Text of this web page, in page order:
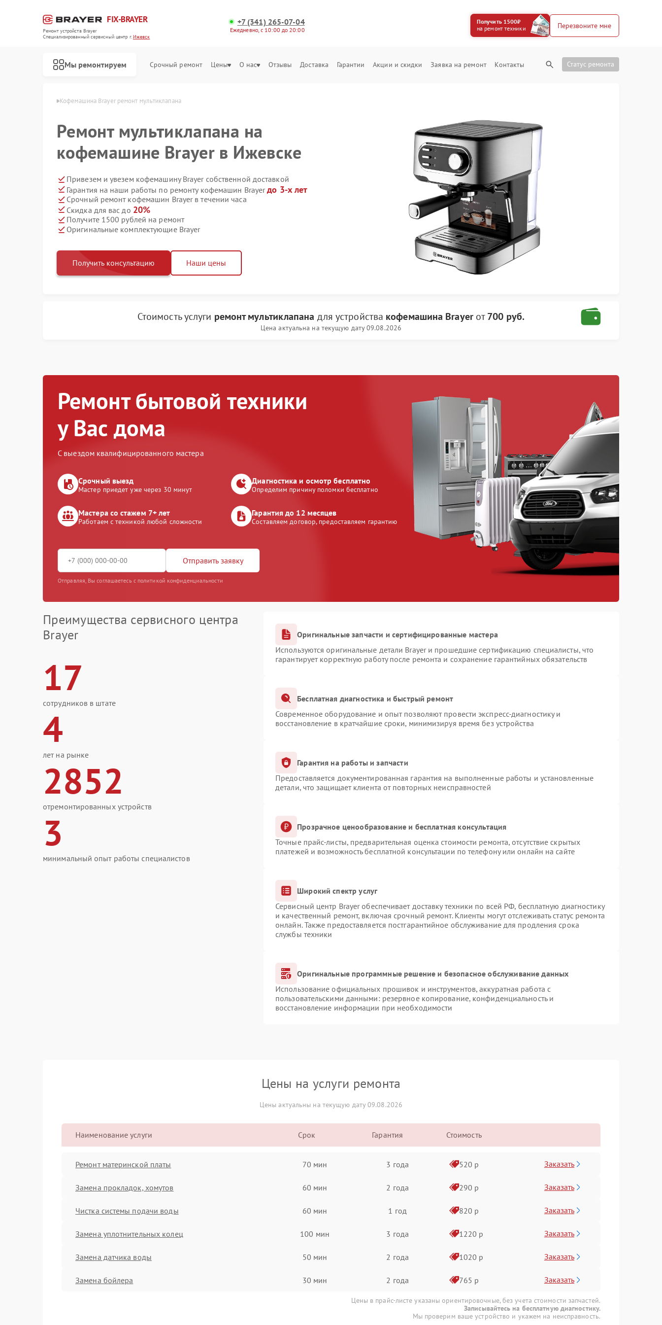
FIX-BRAYER
Ремонт устройств Brayer
Специализированный cервисный центр г.Ижевск
+7 (341) 265-07-04
Ежедневно, с 10:00 до 20:00
Получить 1500₽
на ремонт техники
Перезвоните мне
Мы ремонтируем Срочный ремонт Цены О нас Отзывы Доставка Гарантии Акции и скидки Заявка на ремонт Контакты Статус ремонта
Brayer в Ижевске Кофемашина Brayer ремонт мультиклапана
Ремонт мультиклапана на
кофемашине Brayer в Ижевске
Привезем и увезем кофемашину Brayer собственной доставкой
Гарантия на наши работы по ремонту кофемашин Brayerдо 3-х лет
Срочный ремонт кофемашин Brayer в течении часа
Скидка для вас до 20%
Получите 1500 рублей на ремонт
Оригинальные комплектующие Brayer
Получить консультацию Наши цены
Стоимость услуги ремонт мультиклапана для устройства кофемашина Brayerот700 руб.
Цена актуальна на текущую дату 09.08.2026
Ремонт бытовой техники
у Вас дома
С выездом квалифицированного мастера
Срочный выезд
Мастер приедет уже через 30 минут
Диагностика и осмотр бесплатно
Определим причину поломки бесплатно
Мастера со стажем 7+ лет
Работаем с техникой любой сложности
Гарантия до 12 месяцев
Составляем договор, предоставляем гарантию
Отправить заявку
Отправляя, Вы соглашаетесь с политикой конфиденциальности
Преимущества сервисного центра
Brayer
17
сотрудников в штате
4
лет на рынке
2852
отремонтированных устройств
3
минимальный опыт работы специалистов
Оригинальные запчасти и сертифицированные мастера
Используются оригинальные детали Brayer и прошедшие сертификацию специалисты, что
гарантирует корректную работу после ремонта и сохранение гарантийных обязательств
Бесплатная диагностика и быстрый ремонт
Современное оборудование и опыт позволяют провести экспресс-диагностику и
восстановление в кратчайшие сроки, минимизируя время без устройства
Гарантия на работы и запчасти
Предоставляется документированная гарантия на выполненные работы и установленные
детали, что защищает клиента от повторных неисправностей
Прозрачное ценообразование и бесплатная консультация
Точные прайс-листы, предварительная оценка стоимости ремонта, отсутствие скрытых
платежей и возможность бесплатной консультации по телефону или онлайн на сайте
Широкий спектр услуг
Сервисный центр Brayer обеспечивает доставку техники по всей РФ, бесплатную диагностику
и качественный ремонт, включая срочный ремонт. Клиенты могут отслеживать статус ремонта
онлайн. Также предоставляется постгарантийное обслуживание для продления срока
службы техники
Оригинальные программные решение и безопасное обслуживание данных
Использование официальных прошивок и инструментов, аккуратная работа с
пользовательскими данными: резервное копирование, конфиденциальность и
восстановление информации при необходимости
Цены на услуги ремонта
Цены актуальны на текущую дату 09.08.2026
Наименование услуги Срок Гарантия Стоимость
Ремонт материнской платы 70 мин 3 года 520 р Заказать
Замена прокладок, хомутов 60 мин 2 года 290 р Заказать
Чистка системы подачи воды 60 мин 1 год 820 р Заказать
Замена уплотнительных колец 100 мин 3 года 1220 р Заказать
Замена датчика воды 50 мин 2 года 1020 р Заказать
Замена бойлера 30 мин 2 года 765 р Заказать
Цены в прайс-листе указаны ориентировочные, без учета стоимости запчастей.
Записывайтесь на бесплатную диагностику.
Мы проверим ваше устройство и укажем на неисправность.